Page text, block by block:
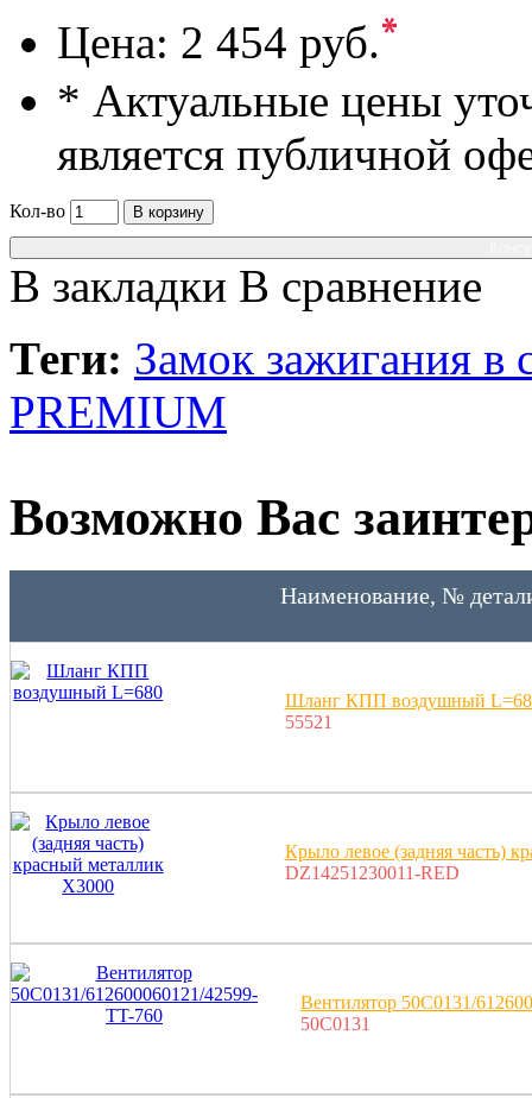
Цена: 2 454 руб.*
* Актуальные цены
является публичной
Кол-во
В корзину
В закладки В сравнение
Теги: Замок зажигания в
PREMIUM
Возможно Вас
Наименование, №
Шланг КПП воздушный
55521
Крыло левое (задняя часть)
DZ14251230011-RED
Вентилятор 50C0131/
50C0131